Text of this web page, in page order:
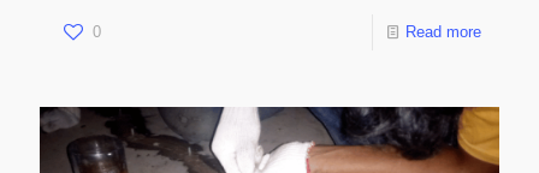
0 Read more